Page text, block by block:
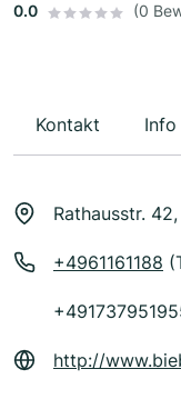
0.0 (0
Kontakt Info
Rathausstr.
+4961161188
http://